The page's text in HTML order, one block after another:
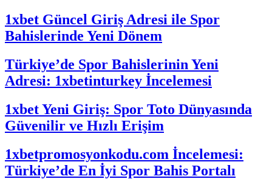
1xbet Güncel Giriş Adresi ile Spor
Bahislerinde Yeni Dönem
Türkiye’de Spor Bahislerinin Yeni
Adresi: 1xbetinturkey İncelemesi
1xbet Yeni Giriş: Spor Toto Dünyasında
Güvenilir ve Hızlı Erişim
1xbetpromosyonkodu.com İncelemesi:
Türkiye’de En İyi Spor Bahis Portalı